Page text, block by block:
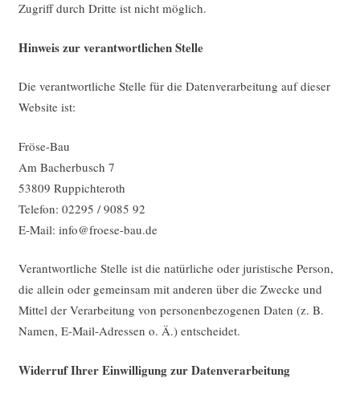
Zugriff durch Dritte ist nicht möglich.
Hinweis zur verantwortlichen Stelle
Die verantwortliche Stelle für die Datenverarbeitung auf dieser
Website ist:
Fröse-Bau
Am Bacherbusch 7
53809 Ruppichteroth
Telefon: 02295 / 9085 92
E-Mail: info@froese-bau.de
Verantwortliche Stelle ist die natürliche oder juristische Person,
die allein oder gemeinsam mit anderen über die Zwecke und
Mittel der Verarbeitung von personenbezogenen Daten (z. B.
Namen, E-Mail-Adressen o. Ä.) entscheidet.
Widerruf Ihrer Einwilligung zur Datenverarbeitung